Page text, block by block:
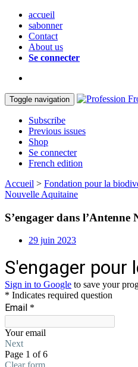
accueil
sabonner
Contact
About us
Se connecter
Toggle navigation
Subscribe
Previous issues
Shop
Se connecter
French edition
Accueil > Fondation pour la
Nouvelle Aquitaine
S’engager dans
29 juin 2023